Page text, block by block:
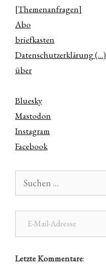
[Themenanfragen]
Abo
briefkasten
Datenschutzerklärung (…)
über
Bluesky
Mastodon
Instagram
Facebook
nach:
E-Mail-Adresse
Letzte Kommentare: